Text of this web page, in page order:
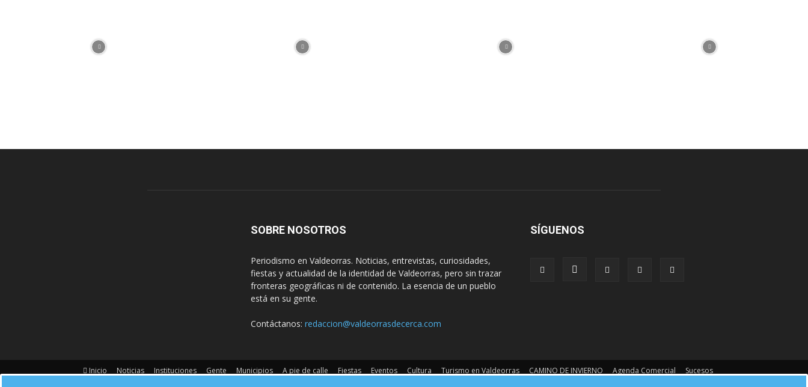
SOBRE NOSOTROS
Periodismo en Valdeorras. Noticias, entrevistas, curiosidades,
fiestas y actualidad de la identidad de Valdeorras, pero sin trazar
fronteras geográficas ni de contenido. La esencia de un pueblo
está en su gente.
Contáctanos: redaccion@valdeorrasdecerca.com
SÍGUENOS
Inicio Noticias Instituciones Gente Municipios A pie de calle Fiestas Eventos Cultura Turismo en Valdeorras CAMINO DE INVIERNO Agenda Comercial
Sucesos